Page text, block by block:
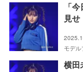
「
見
モデル
横田